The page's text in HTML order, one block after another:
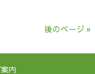
後のページ »
内